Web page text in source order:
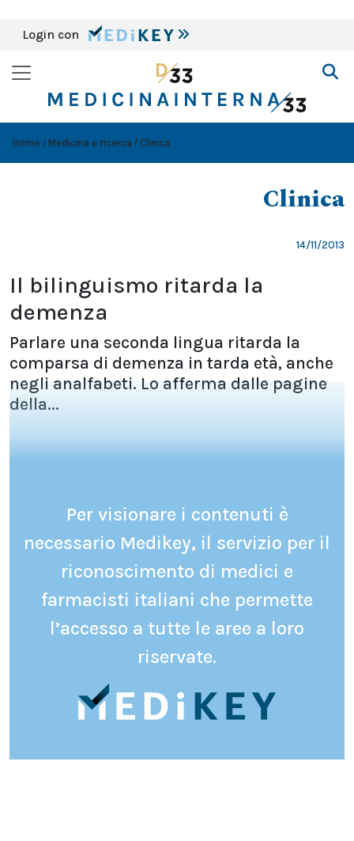
Login con
Home Medicina e ricerca Clinica
Clinica
14/11/2013
Il bilinguismo ritarda la
demenza
Parlare una seconda lingua ritarda la
comparsa di demenza in tarda età, anche
negli analfabeti. Lo afferma dalle pagine
della...
Per visionare i contenuti è
necessario Medikey, il servizio per il
riconoscimento di medici e
farmacisti italiani che permette
l’accesso a tutte le aree a loro
riservate.